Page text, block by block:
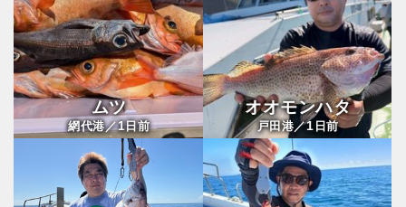
ムツ
網代港／1日前
オオモンハタ
戸田港／1 日前